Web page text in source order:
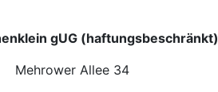
gUG (haftungsbeschränkt)
Mehrower Allee 34